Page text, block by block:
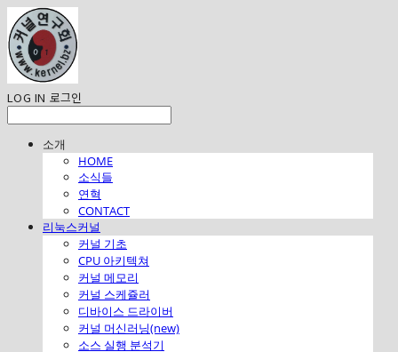
LOG IN 로그인
소개
HOME
소식들
연혁
CONTACT
리눅스커널
커널 기초
CPU 아키텍쳐
커널 메모리
커널 스케쥴러
디바이스 드라이버
커널 머신러닝(new)
소스 실행 분석기